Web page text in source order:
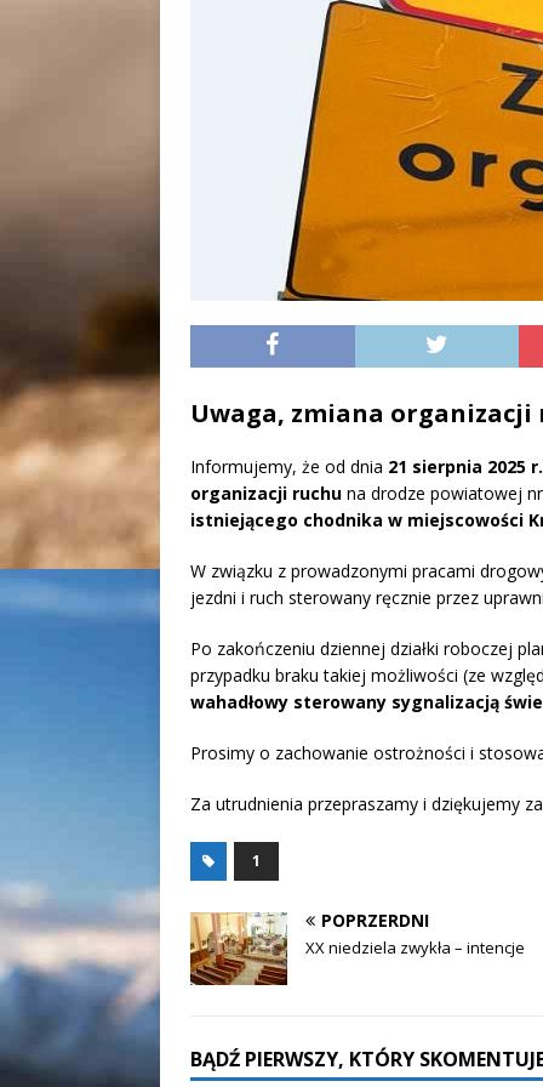
Uwaga, zmiana organizacji
Informujemy, że od dnia 21 sierpnia 2025
organizacji ruchu na drodze powiatowej
istniejącego chodnika w miejscowości
W związku z prowadzonymi pracami
jezdni i ruch sterowany ręcznie przez
Po zakończeniu dziennej działki roboczej
przypadku braku takiej możliwości (ze
wahadłowy sterowany sygnalizacją
Prosimy o zachowanie ostrożności i
Za utrudnienia przepraszamy i dziękujemy
1
POPRZERDNI
XX niedziela zwykła – intencje
BĄDŹ PIERWSZY, KTÓRY